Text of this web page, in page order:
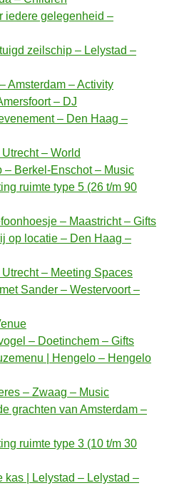
iedere gelegenheid –
zeilschip – Lelystad –
Amsterdam – Activity
– DJ
– Den Haag –
– World
– Berkel-Enschot – Music
ruimte type 5 (26 t/m 90
– Maastricht – Gifts
op locatie – Den Haag –
– Meeting Spaces
Sander – Westervoort –
– Doetinchem – Gifts
| Hengelo – Hengelo
– Zwaag – Music
grachten van Amsterdam –
ruimte type 3 (10 t/m 30
kas | Lelystad – Lelystad –